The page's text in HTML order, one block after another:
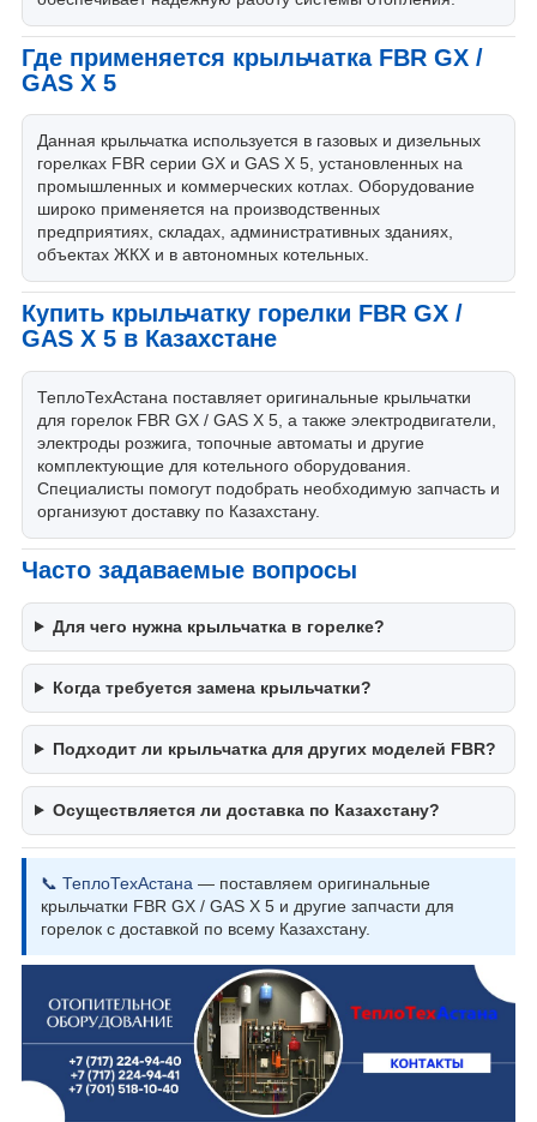
Где применяется крыльчатка FBR GX /
GAS X 5
Данная крыльчатка используется в газовых и дизельных
горелках FBR серии GX и GAS X 5, установленных на
промышленных и коммерческих котлах. Оборудование
широко применяется на производственных
предприятиях, складах, административных зданиях,
объектах ЖКХ и в автономных котельных.
Купить крыльчатку горелки FBR GX /
GAS X 5 в Казахстане
ТеплоТехАстана поставляет оригинальные крыльчатки
для горелок FBR GX / GAS X 5, а также электродвигатели,
электроды розжига, топочные автоматы и другие
комплектующие для котельного оборудования.
Специалисты помогут подобрать необходимую запчасть и
организуют доставку по Казахстану.
Часто задаваемые вопросы
Для чего нужна крыльчатка в горелке?
Когда требуется замена крыльчатки?
Подходит ли крыльчатка для других моделей FBR?
Осуществляется ли доставка по Казахстану?
📞 ТеплоТехАстана — поставляем оригинальные
крыльчатки FBR GX / GAS X 5 и другие запчасти для
горелок с доставкой по всему Казахстану.